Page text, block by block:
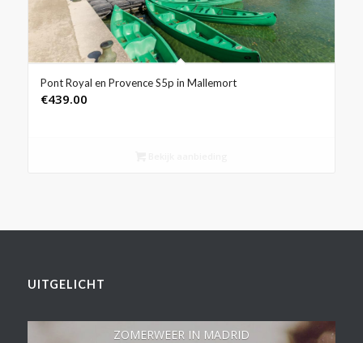
Pont Royal en Provence S5p in Mallemort
€439.00
UITGELICHT
ZOMERWEER IN MADRID